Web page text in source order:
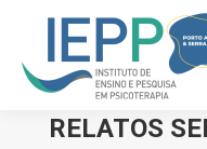
RELATOS